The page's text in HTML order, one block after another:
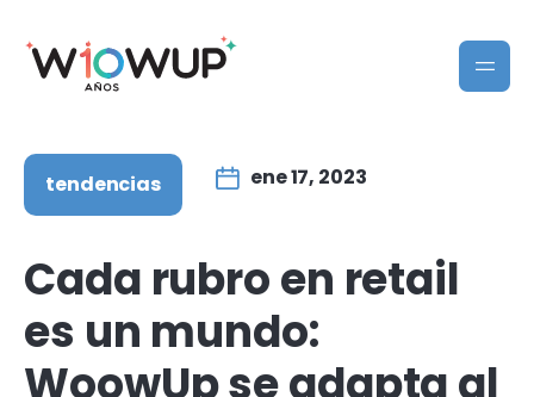
tendencias ene 17, 2023
Cada rubro en retail
es un mundo:
WoowUp se adapta al